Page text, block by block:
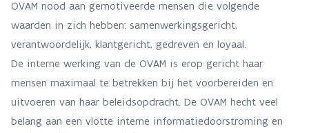
OVAM nood aan gemotiveerde mensen die volgende
waarden in zich hebben: samenwerkingsgericht,
verantwoordelijk, klantgericht, gedreven en loyaal.
De interne werking van de OVAM is erop gericht haar
mensen maximaal te betrekken bij het voorbereiden en
uitvoeren van haar beleidsopdracht. De OVAM hecht veel
belang aan een vlotte interne informatiedoorstroming en